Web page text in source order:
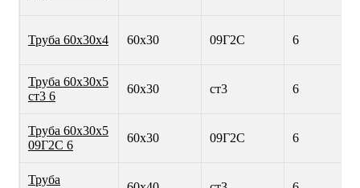
Труба 60х30х4 60х30 09Г2С 6
Труба 60х30х5
ст3 6
60х30 ст3 6
Труба 60х30х5
09Г2С 6
60х30 09Г2С 6
Труба